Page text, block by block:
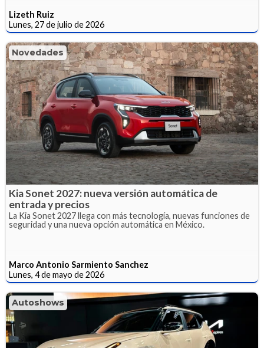
Lizeth Ruiz
Lunes, 27 de julio de 2026
Novedades
Kia Sonet 2027: nueva versión automática de
entrada y precios
La Kia Sonet 2027 llega con más tecnología, nuevas funciones de
seguridad y una nueva opción automática en México.
Marco Antonio Sarmiento Sanchez
Lunes, 4 de mayo de 2026
Autoshows